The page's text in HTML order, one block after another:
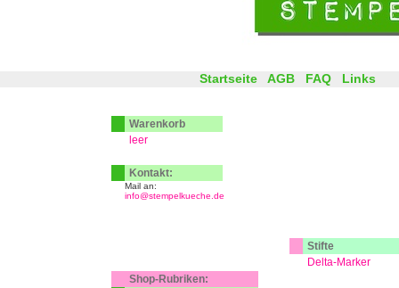
Stifte
Delta-Marker
Startseite AGB FAQ Links
Warenkorb
leer
Kontakt:
Mail an:
info@stempelkueche.de
Shop-Rubriken: